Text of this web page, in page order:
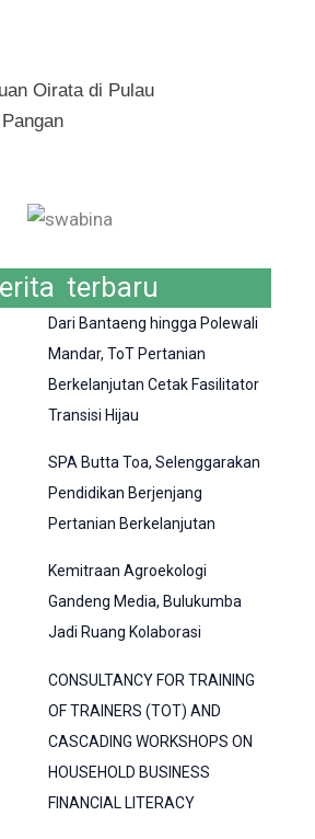
Oirata di Pulau
terbaru
Dari Bantaeng hingga Polewali
Mandar, ToT Pertanian
Berkelanjutan Cetak Fasilitator
Transisi Hijau
SPA Butta Toa, Selenggarakan
Pendidikan Berjenjang
Pertanian Berkelanjutan
Kemitraan Agroekologi
Gandeng Media, Bulukumba
Jadi Ruang Kolaborasi
CONSULTANCY FOR TRAINING
OF TRAINERS (TOT) AND
CASCADING WORKSHOPS ON
HOUSEHOLD BUSINESS
FINANCIAL LITERACY